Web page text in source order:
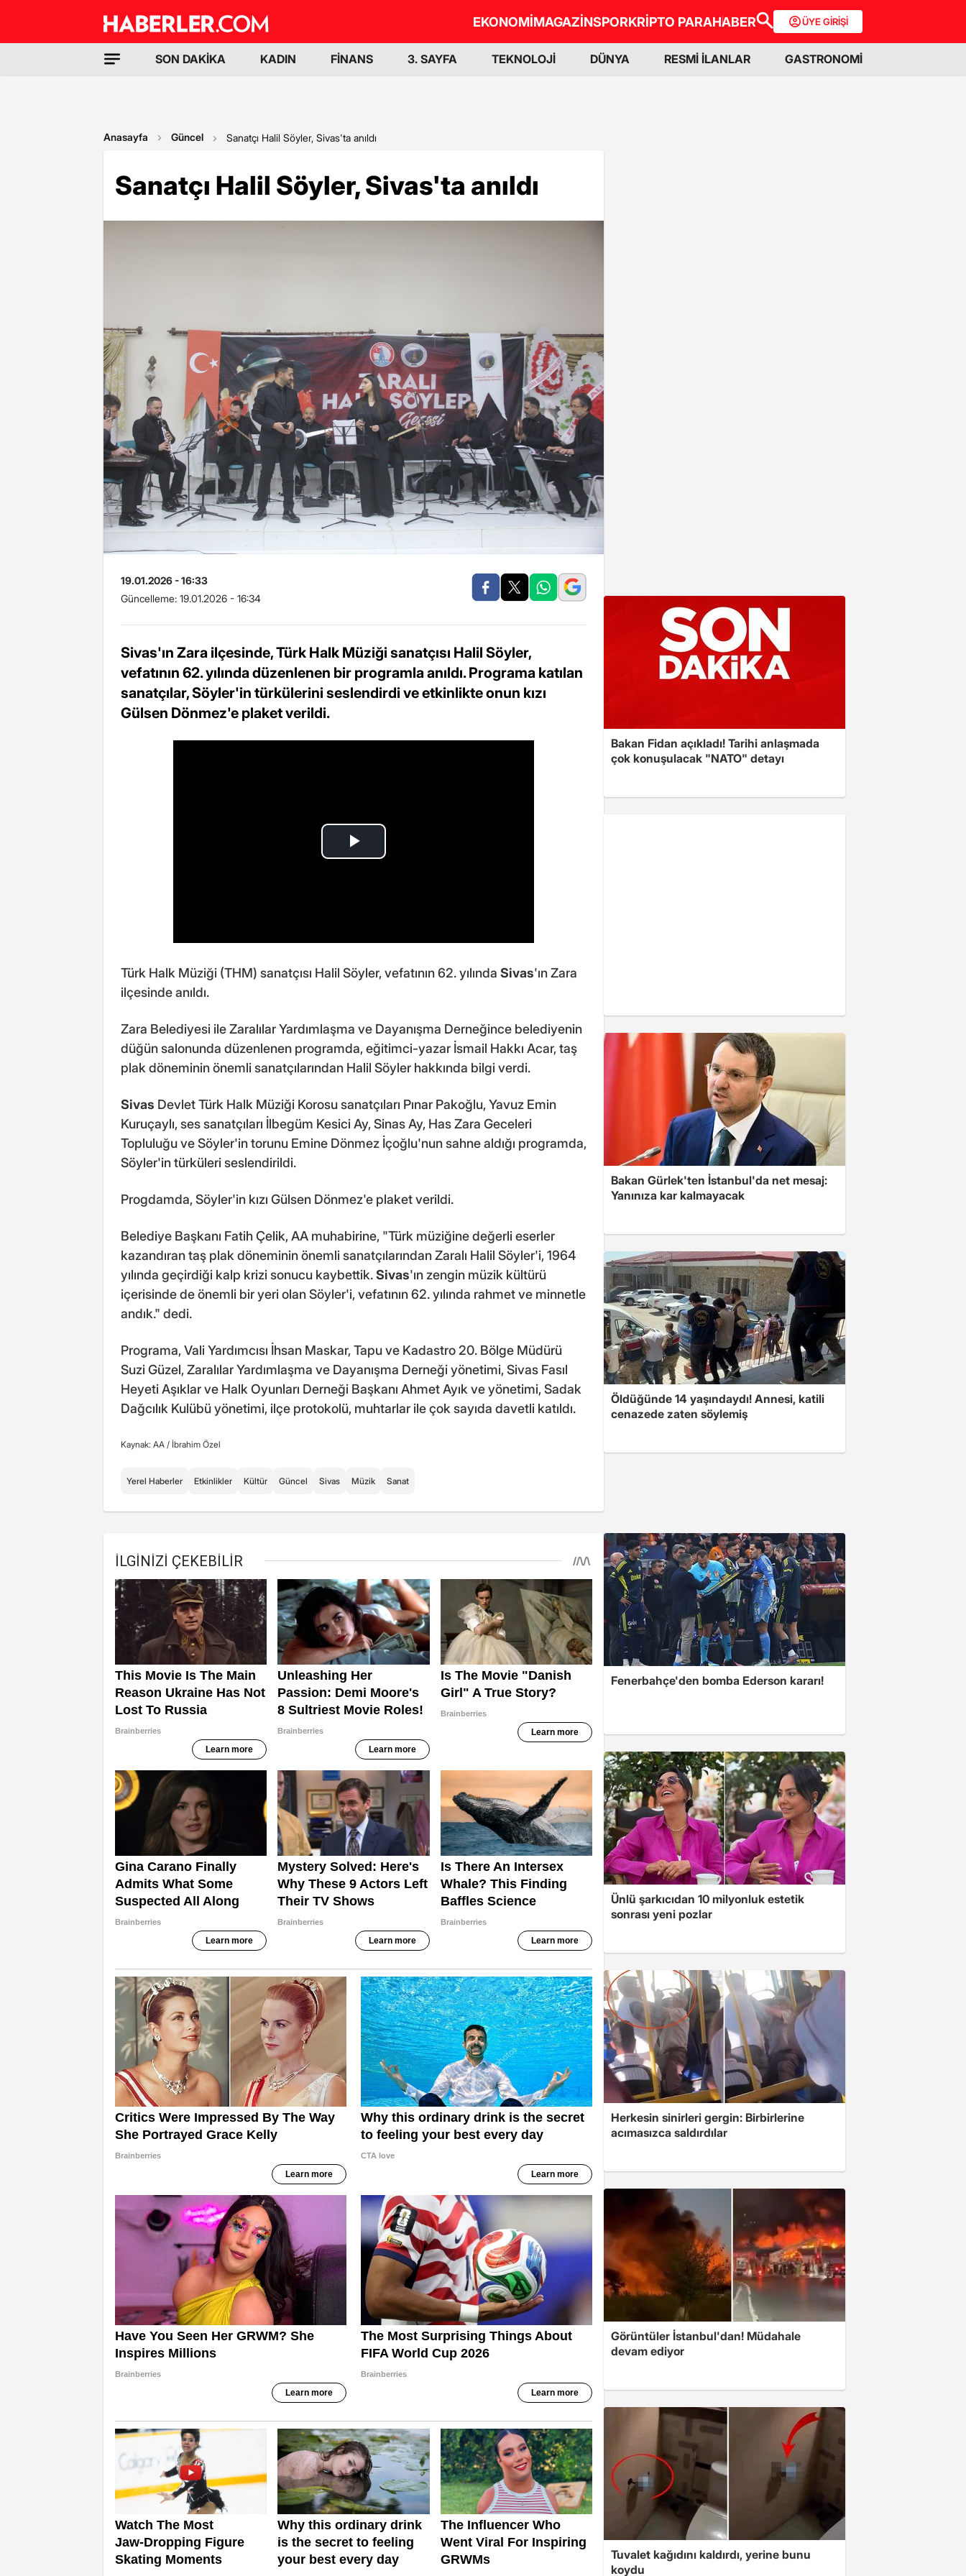
EKONOMİMAGAZİNSPORKRİPTO PARAHABER ÜYE GİRİŞİ
SON DAKİKA KADIN FİNANS 3. SAYFA TEKNOLOJİ DÜNYA RESMİ İLANLAR GASTRONOMİ
Anasayfa Güncel Sanatçı Halil Söyler, Sivas'ta anıldı
Sanatçı Halil Söyler, Sivas'ta anıldı
19.01.2026 - 16:33
Güncelleme: 19.01.2026 - 16:34
Sivas'ın Zara ilçesinde, Türk Halk Müziği sanatçısı Halil Söyler,
vefatının 62. yılında düzenlenen bir programla anıldı. Programa katılan
sanatçılar, Söyler'in türkülerini seslendirdi ve etkinlikte onun kızı
Gülsen Dönmez'e plaket verildi.
Türk Halk Müziği (THM) sanatçısı Halil Söyler, vefatının 62. yılında Sivas'ın Zara
ilçesinde anıldı.
Zara Belediyesi ile Zaralılar Yardımlaşma ve Dayanışma Derneğince belediyenin
düğün salonunda düzenlenen programda, eğitimci-yazar İsmail Hakkı Acar, taş
plak döneminin önemli sanatçılarından Halil Söyler hakkında bilgi verdi.
Sivas Devlet Türk Halk Müziği Korosu sanatçıları Pınar Pakoğlu, Yavuz Emin
Kuruçaylı, ses sanatçıları İlbegüm Kesici Ay, Sinas Ay, Has Zara Geceleri
Topluluğu ve Söyler'in torunu Emine Dönmez İçoğlu'nun sahne aldığı programda,
Söyler'in türküleri seslendirildi.
Progdamda, Söyler'in kızı Gülsen Dönmez'e plaket verildi.
Belediye Başkanı Fatih Çelik, AA muhabirine, "Türk müziğine değerli eserler
kazandıran taş plak döneminin önemli sanatçılarından Zaralı Halil Söyler'i, 1964
yılında geçirdiği kalp krizi sonucu kaybettik.Sivas'ın zengin müzik kültürü
içerisinde de önemli bir yeri olan Söyler'i, vefatının 62. yılında rahmet ve minnetle
andık." dedi.
Programa, Vali Yardımcısı İhsan Maskar, Tapu ve Kadastro 20. Bölge Müdürü
Suzi Güzel, Zaralılar Yardımlaşma ve Dayanışma Derneği yönetimi, Sivas Fasıl
Heyeti Aşıklar ve Halk Oyunları Derneği Başkanı Ahmet Ayık ve yönetimi, Sadak
Dağcılık Kulübü yönetimi, ilçe protokolü, muhtarlar ile çok sayıda davetli katıldı.
Kaynak: AA / İbrahim Özel
Yerel Haberler Etkinlikler Kültür Güncel Sivas Müzik Sanat
Bakan Fidan açıkladı! Tarihi anlaşmada
çok konuşulacak "NATO" detayı
Bakan Gürlek'ten İstanbul'da net mesaj:
Yanınıza kar kalmayacak
Öldüğünde 14 yaşındaydı! Annesi, katili
cenazede zaten söylemiş
Fenerbahçe'den bomba Ederson kararı!
Ünlü şarkıcıdan 10 milyonluk estetik
sonrası yeni pozlar
Herkesin sinirleri gergin: Birbirlerine
acımasızca saldırdılar
Görüntüler İstanbul'dan! Müdahale
devam ediyor
Tuvalet kağıdını kaldırdı, yerine bunu
koydu